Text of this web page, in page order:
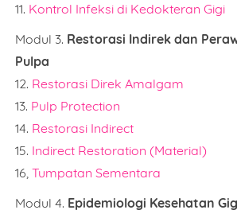
11. Kontrol Infeksi di Kedokteran Gigi
Modul 3. Restorasi Indirek dan
Pulpa
12. Restorasi Direk Amalgam
13. Pulp Protection
14. Restorasi Indirect
15. Indirect Restoration (Material)
16,Tumpatan Sementara
Modul 4. Epidemiologi Kesehatan